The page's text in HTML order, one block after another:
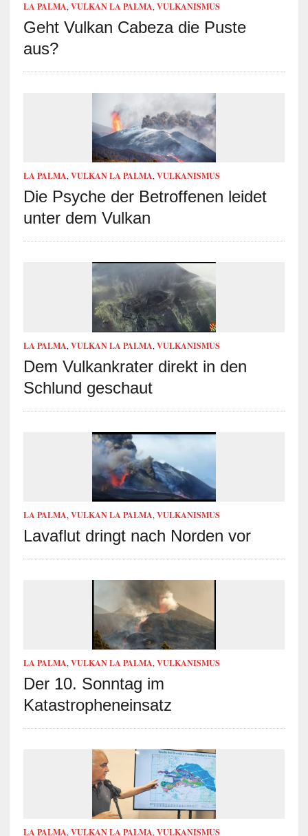
LA PALMA,VULKAN LA PALMA,VULKANISMUS
Geht Vulkan Cabeza die Puste
aus?
LA PALMA,VULKAN LA PALMA,VULKANISMUS
Die Psyche der Betroffenen leidet
unter dem Vulkan
LA PALMA, VULKAN LA PALMA, VULKANISMUS
Dem Vulkankrater direkt in den
Schlund geschaut
LA PALMA, VULKAN LA PALMA, VULKANISMUS
Lavaflut dringt nach Norden vor
LA PALMA, VULKAN LA PALMA, VULKANISMUS
Der 10. Sonntag im
Katastropheneinsatz
LA PALMA, VULKAN LA PALMA, VULKANISMUS